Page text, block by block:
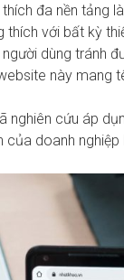
đa nền tảng
thích với bất kỳ
dùng tránh
này mang
nghiên cứu áp
của doanh